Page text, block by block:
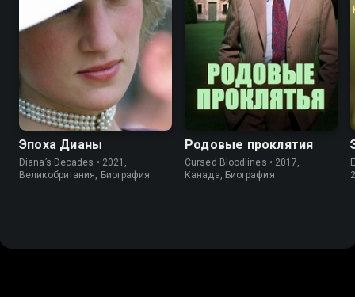
Эпоха Дианы
Diana’s Decades • 2021,
Великобритания, Биография
Родовые проклятия
Cursed Bloodlines • 2017,
Канада, Биография